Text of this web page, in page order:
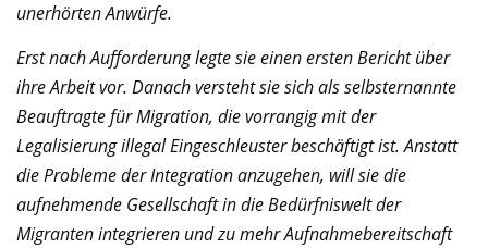
unerhörten Anwürfe.
Erst nach Aufforderung legte sie einen ersten Bericht über
ihre Arbeit vor. Danach versteht sie sich als selbsternannte
Beauftragte für Migration, die vorrangig mit der
Legalisierung illegal Eingeschleuster beschäftigt ist. Anstatt
die Probleme der Integration anzugehen, will sie die
aufnehmende Gesellschaft in die Bedürfniswelt der
Migranten integrieren und zu mehr Aufnahmebereitschaft